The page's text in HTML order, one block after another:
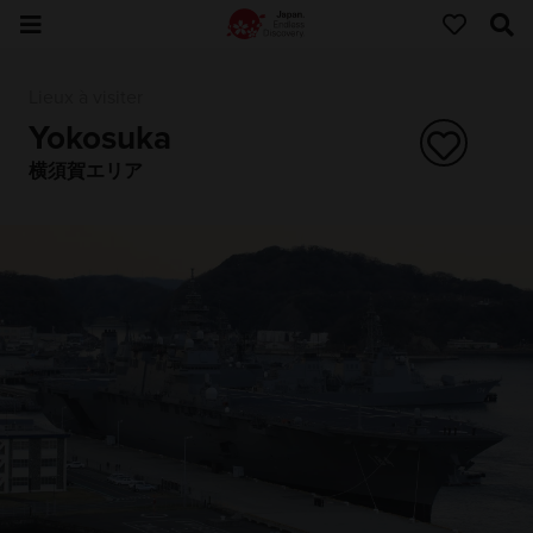
Yokosuka
横須賀エリア